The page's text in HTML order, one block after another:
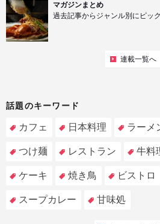
マガジンまとめ
過去記事からジャンル別にピック
連載一覧へ
話題のキーワード
カフェ 日本料理 ラーメ
つけ麺 レストラン 牛料
ケーキ 焼き鳥 ビストロ
スープカレー 甘味処